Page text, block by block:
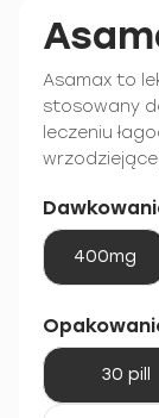
Asamax to
stosowany
leczeniu
400mg
30 pill